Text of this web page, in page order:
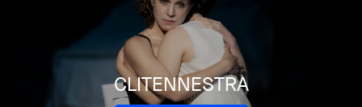
CLITENNESTRA